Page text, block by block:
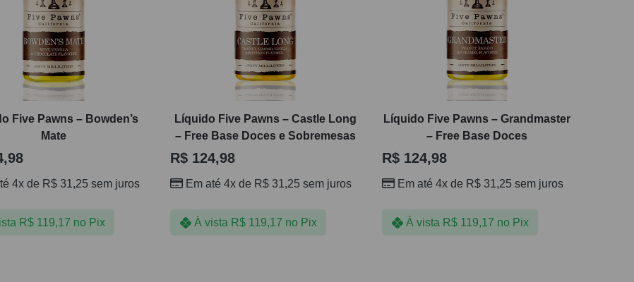
Five Pawns – Bowden’s
Mate
4x de R$ 31,25 sem juros
R$119,17 no Pix
Líquido Five Pawns – Castle Long
– Free Base Doces e Sobremesas
R$124,98
Em até 4x de R$31,25 sem juros
À vista R$119,17 no Pix
Líquido Five Pawns – Grandmaster
– Free Base Doces
R$124,98
Em até 4x de R$31,25 sem juros
À vista R$119,17 no Pix